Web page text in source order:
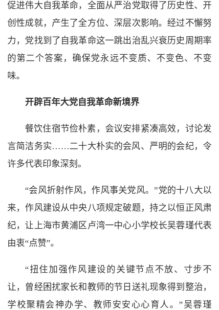
促进伟大自我革命，全面从严治党取得了历史性、开
创性成就，产生了全方位、深层次影响。经过不懈努
力，党找到了自我革命这一跳出治乱兴衰历史周期率
的第二个答案，确保党永远不变质、不变色、不变
味。
开辟百年大党自我革命新境界
餐饮住宿节俭朴素，会议安排紧凑高效，讨论发
言简洁务实……二十大朴实的会风、严明的会纪，令
许多代表印象深刻。
“会风折射作风，作风事关党风。”党的十八大以
来，作风建设从中央八项规定破题，持之以恒正风肃
纪，让上海市黄浦区卢湾一中心小学校长吴蓉瑾代表
由衷“点赞”。
“扭住加强作风建设的关键节点不放、寸步不
让，曾经困扰家长和教师的节日送礼现象得到整治，
学校聚精会神办学、教师安安心心育人。”吴蓉瑾